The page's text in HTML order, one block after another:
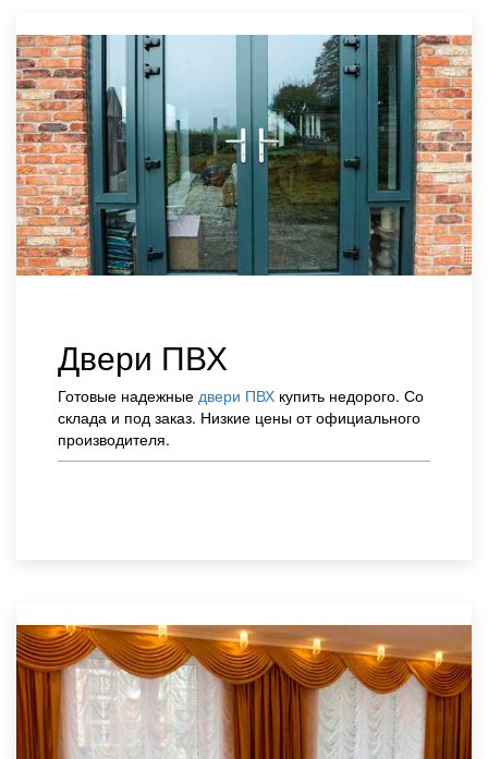
Двери ПВХ
Готовые надежные двери ПВХ купить недорого. Со
склада и под заказ. Низкие цены от официального
производителя.